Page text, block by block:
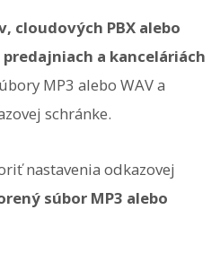
cloudových PBX alebo
a kanceláriách
MP3 alebo WAV a
schránke.
nastavenia odkazovej
súbor MP3 alebo